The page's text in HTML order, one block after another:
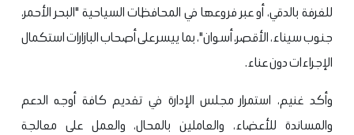
للغرفة بالدقي، أو عبر فروعها في المحافظات السياحية "البحر الأحمر،
جنوب سيناء، الأقصر، أسوان"، بما ييسر على أصحاب البازارات استكمال
الإجراءات دون عناء.
وأكد غنيم، استمرار مجلس الإدارة في تقديم كافة أوجه الدعم
والمساندة للأعضاء، والعاملين بالمحال، والعمل على معالجة